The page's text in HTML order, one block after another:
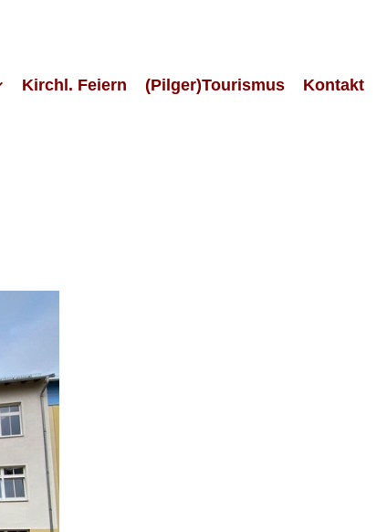
Kirchl. Feiern (Pilger)Tourismus Kontakt